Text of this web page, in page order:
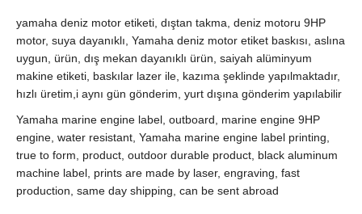
yamaha deniz motor etiketi, dıştan takma, deniz motoru 9HP
motor, suya dayanıklı, Yamaha deniz motor etiket baskısı, aslına
uygun, ürün, dış mekan dayanıklı ürün, saiyah alüminyum
makine etiketi, baskılar lazer ile, kazıma şeklinde yapılmaktadır,
hızlı üretim,i aynı gün gönderim, yurt dışına gönderim yapılabilir
Yamaha marine engine label, outboard, marine engine 9HP
engine, water resistant, Yamaha marine engine label printing,
true to form, product, outdoor durable product, black aluminum
machine label, prints are made by laser, engraving, fast
production, same day shipping, can be sent abroad